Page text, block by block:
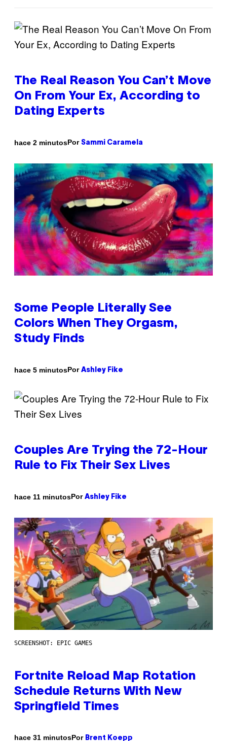
The Real Reason You Can’t Move
On From Your Ex, According to
Dating Experts
hace 2 minutosPor Sammi Caramela
Some People Literally See
Colors When They Orgasm,
Study Finds
hace 5 minutosPor Ashley Fike
Couples Are Trying the 72-Hour
Rule to Fix Their Sex Lives
hace 11 minutosPor Ashley Fike
SCREENSHOT: EPIC GAMES
Fortnite Reload Map Rotation
Schedule Returns With New
Springfield Times
hace 31 minutosPor Brent Koepp